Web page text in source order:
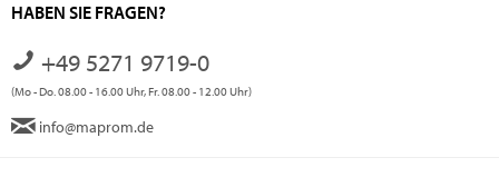
HABEN SIE FRAGEN?
+49 5271 9719-0
(Mo - Do. 08.00 - 16.00 Uhr, Fr. 08.00 - 12.00 Uhr)
info@maprom.de